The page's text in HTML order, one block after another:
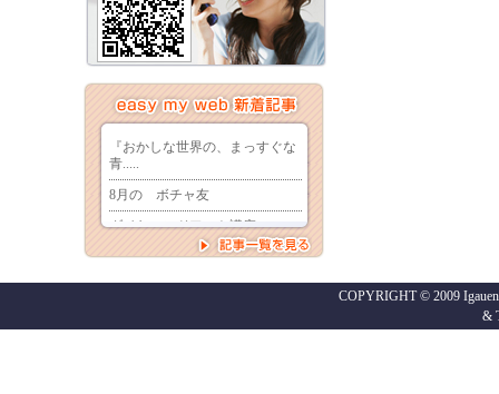
COPYRIGHT © 2009
&